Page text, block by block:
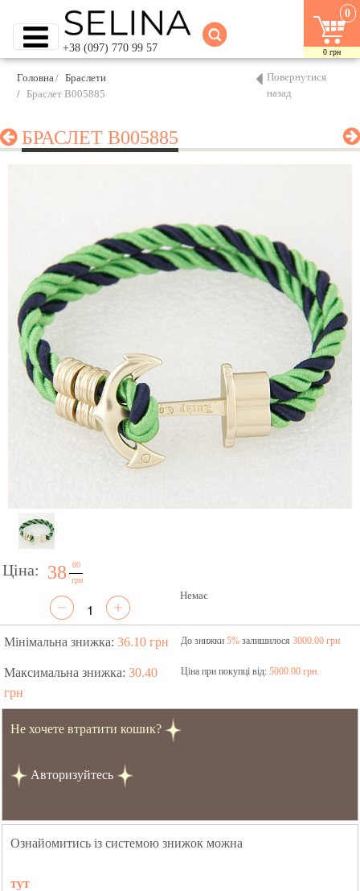
+38 (097) 770 99 57
0
0 грн
Головна
Браслети
Браслет B005885
Повернутися
назад
БРАСЛЕТ B005885
Ціна: 38
00
грн
Немає
Мінімальна знижка: 36.10 грн До знижки 5%залишилося 3000.00 грн
Максимальна знижка: 30.40
грн
Ціна при покупці від: 5000.00 грн.
Не хочете втратити кошик?
Авторизуйтесь
Ознайомитись із системою знижок можна
тут